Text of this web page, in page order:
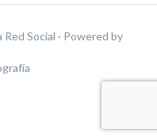
Social · Powered by